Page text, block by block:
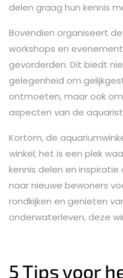
delen graag hun kennis
Bovendien organiseert
workshops en
gevorderden. Dit biedt
gelegenheid om
ontmoeten, maar ook
aspecten van de
Kortom, de
winkel; het is een plek
kennis delen en
naar nieuwe bewoners
rondkijken en genieten
onderwaterleven, deze
5 Tips voor